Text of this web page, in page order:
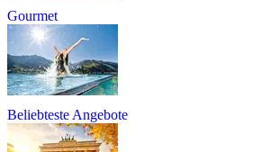
Gourmet
Beliebteste Angebote